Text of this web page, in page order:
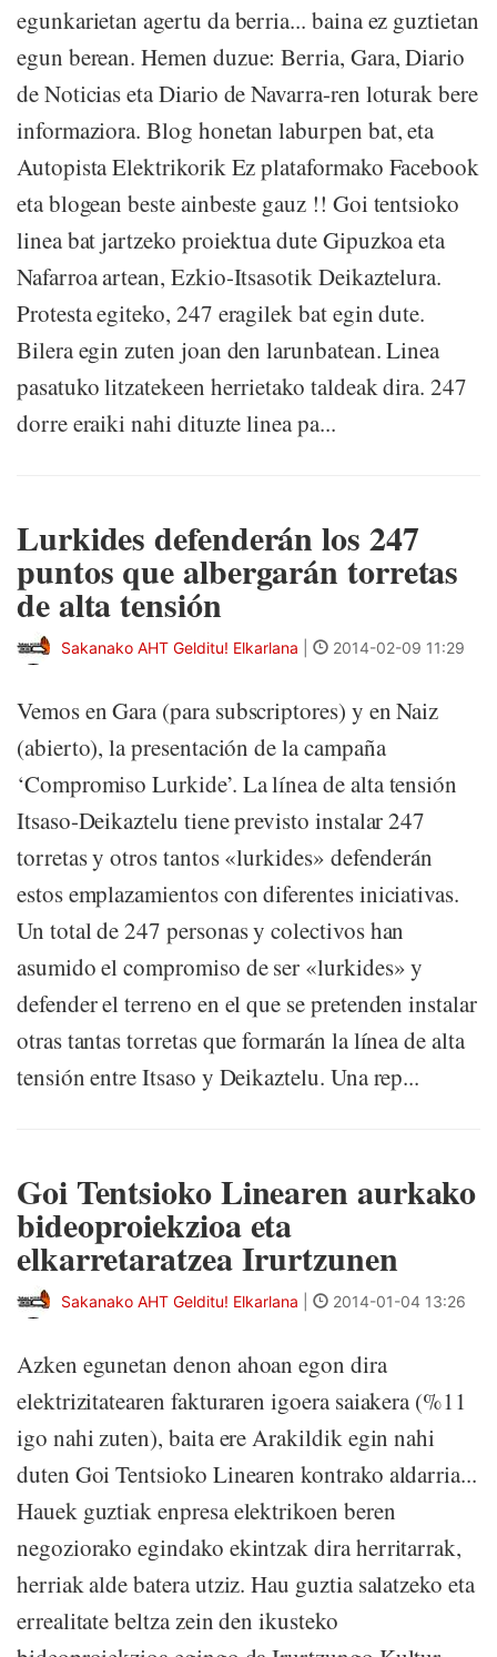
egunkarietan agertu da berria... baina ez guztietan
egun berean. Hemen duzue: Berria, Gara, Diario
de Noticias eta Diario de Navarra-ren loturak bere
informaziora. Blog honetan laburpen bat, eta
Autopista Elektrikorik Ez plataformako Facebook
eta blogean beste ainbeste gauz !! Goi tentsioko
linea bat jartzeko proiektua dute Gipuzkoa eta
Nafarroa artean, Ezkio-Itsasotik Deikaztelura.
Protesta egiteko, 247 eragilek bat egin dute.
Bilera egin zuten joan den larunbatean. Linea
pasatuko litzatekeen herrietako taldeak dira. 247
dorre eraiki nahi dituzte linea pa...
Lurkides defenderán los 247
puntos que albergarán torretas
de alta tensión
Sakanako AHT Gelditu! Elkarlana 2014-02-09 11:29
Vemos en Gara (para subscriptores) y en Naiz
(abierto), la presentación de la campaña
‘Compromiso Lurkide’. La línea de alta tensión
Itsaso-Deikaztelu tiene previsto instalar 247
torretas y otros tantos «lurkides» defenderán
estos emplazamientos con diferentes iniciativas.
Un total de 247 personas y colectivos han
asumido el compromiso de ser «lurkides» y
defender el terreno en el que se pretenden instalar
otras tantas torretas que formarán la línea de alta
tensión entre Itsaso y Deikaztelu. Una rep...
Goi Tentsioko Linearen aurkako
bideoproiekzioa eta
elkarretaratzea Irurtzunen
Sakanako AHT Gelditu! Elkarlana 2014-01-04 13:26
Azken egunetan denon ahoan egon dira
elektrizitatearen fakturaren igoera saiakera (%11
igo nahi zuten), baita ere Arakildik egin nahi
duten Goi Tentsioko Linearen kontrako aldarria...
Hauek guztiak enpresa elektrikoen beren
negoziorako egindako ekintzak dira herritarrak,
herriak alde batera utziz. Hau guztia salatzeko eta
errealitate beltza zein den ikusteko